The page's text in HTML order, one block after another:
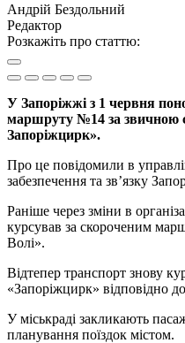
Андрій Бездольний
Редактор
Розкажіть про статтю:
У Запоріжжі з 1 червня
маршруту №14 за звичною
Запоріжцирк».
Про це повідомили в
забезпечення та зв’язку
Раніше через зміни в
курсував за скороченим
Волі».
Відтепер транспорт знову
«Запоріжцирк» відповідно
У міськраді закликають
планування поїздок містом.